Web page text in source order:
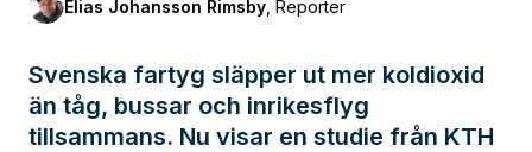
Elias Johansson Rimsby Reporter
Svenska fartyg släpper ut mer koldioxid
än tåg, bussar och inrikesflyg
tillsammans. Nu visar en studie från KTH